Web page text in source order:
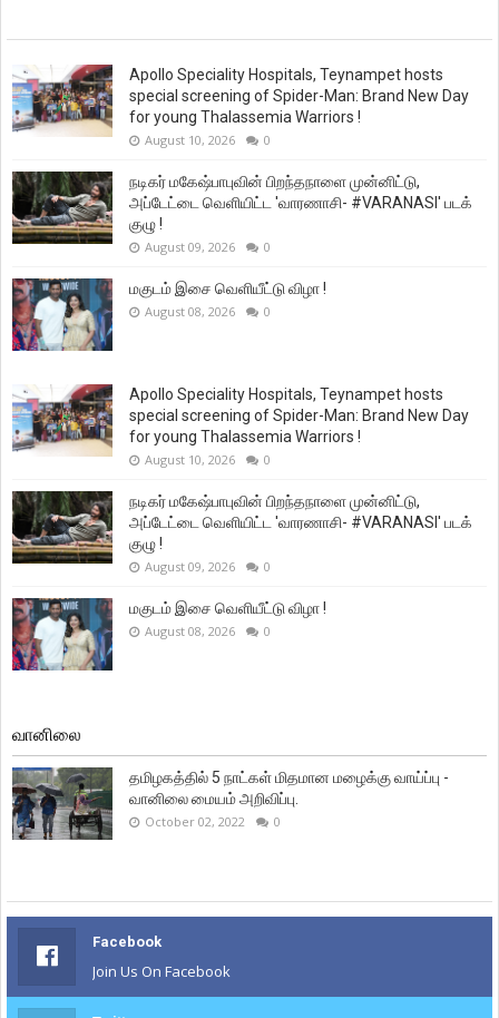
Apollo Speciality Hospitals, Teynampet hosts
special screening of Spider-Man: Brand New Day
for young Thalassemia Warriors !
August 10, 2026 0
நடிகர் மகேஷ்பாபுவின் பிறந்தநாளை முன்னிட்டு,
அப்டேட்டை வெளியிட்ட 'வாரணாசி- #VARANASI' படக்
குழு !
August 09, 2026 0
மகுடம் இசை வெளியீட்டு விழா !
August 08, 2026 0
Apollo Speciality Hospitals, Teynampet hosts
special screening of Spider-Man: Brand New Day
for young Thalassemia Warriors !
August 10, 2026 0
நடிகர் மகேஷ்பாபுவின் பிறந்தநாளை முன்னிட்டு,
அப்டேட்டை வெளியிட்ட 'வாரணாசி- #VARANASI' படக்
குழு !
August 09, 2026 0
மகுடம் இசை வெளியீட்டு விழா !
August 08, 2026 0
வானிலை
தமிழகத்தில் 5 நாட்கள் மிதமான மழைக்கு வாய்ப்பு -
வானிலை மையம் அறிவிப்பு.
October 02, 2022 0
Facebook
Join Us On Facebook